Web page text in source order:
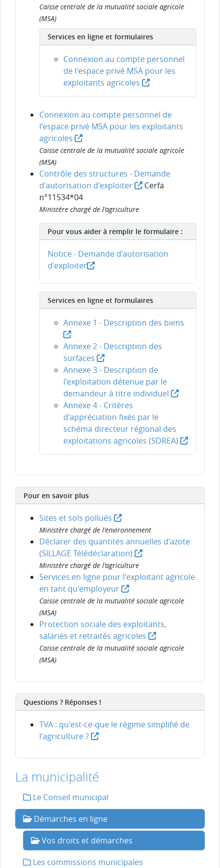
Caisse centrale de la mutualité sociale agricole
(MSA)
Services en ligne et formulaires
Connexion au compte personnel
de l'espace privé MSA pour les
exploitants agricoles
Connexion au compte personnel de
l'espace privé MSA pour les exploitants
agricoles
Caisse centrale de la mutualité sociale agricole
(MSA)
Contrôle des structures - Demande
d'autorisation d'exploiter
Cerfa
n°11534*04
Ministère chargé de l'agriculture
Pour vous aider à remplir le formulaire :
Notice - Demande d'autorisation
d'exploiter
Services en ligne et formulaires
Annexe 1 - Description des biens
Annexe 2 - Description des
surfaces
Annexe 3 - Description de
l'exploitation détenue par le
demandeur à titre individuel
Annexe 4 - Critères
d'appréciation fixés par le
schéma directeur régional des
exploitations agricoles (SDREA)
Pour en savoir plus
Sites et sols pollués
Ministère chargé de l'environnement
Déclarer des quantités annuelles d'azote
(SILLAGE Télédéclaration)
Ministère chargé de l'agriculture
Services en ligne pour l'exploitant agricole
en tant qu'employeur
Caisse centrale de la mutualité sociale agricole
(MSA)
Protection sociale des exploitants,
salariés et retraités agricoles
Caisse centrale de la mutualité sociale agricole
(MSA)
Questions ? Réponses !
TVA : qu'est-ce-que le régime simplifié de
l'agriculture ?
La municipalité
Le Conseil municipal
Démarches en ligne
Vos droits et démarches
Les commissions municipales